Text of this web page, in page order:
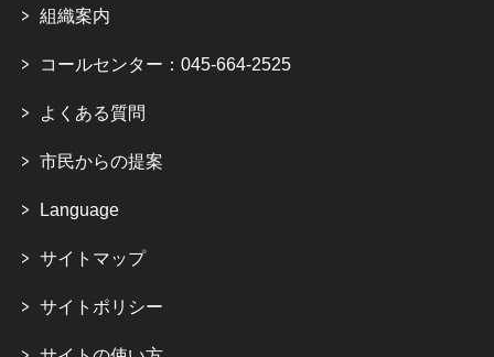
組織案内
コールセンター：045-664-2525
よくある質問
市民からの提案
Language
サイトマップ
サイトポリシー